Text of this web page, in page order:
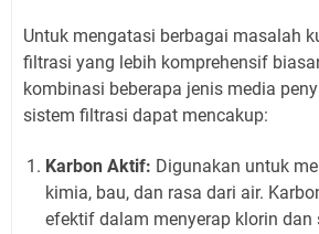
Untuk mengatasi berbagai masalah
filtrasi yang lebih komprehensif
kombinasi beberapa jenis media
sistem filtrasi dapat mencakup:
Karbon Aktif: Digunakan untuk
kimia, bau, dan rasa dari air.
efektif dalam menyerap klorin dan